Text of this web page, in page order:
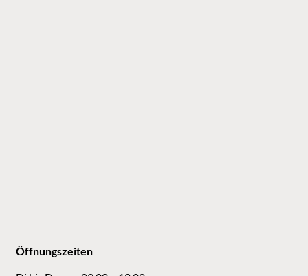
Öffnungszeiten